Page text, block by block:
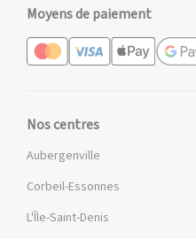
Moyens de paiement
Nos centres
Aubergenville
Corbeil-Essonnes
L'Île-Saint-Denis